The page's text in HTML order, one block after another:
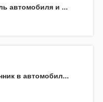
автомобиля и ...
в автомобил...